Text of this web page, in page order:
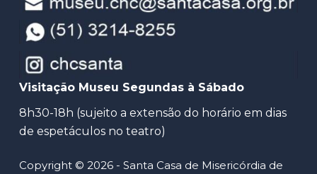
Visitação Museu Segundas à Sábado
8h30-18h (sujeito a extensão do horário em dias
de espetáculos no teatro)
Copyright © 2026 - Santa Casa de Misericórdia de